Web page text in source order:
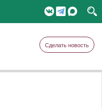
Сделать новость